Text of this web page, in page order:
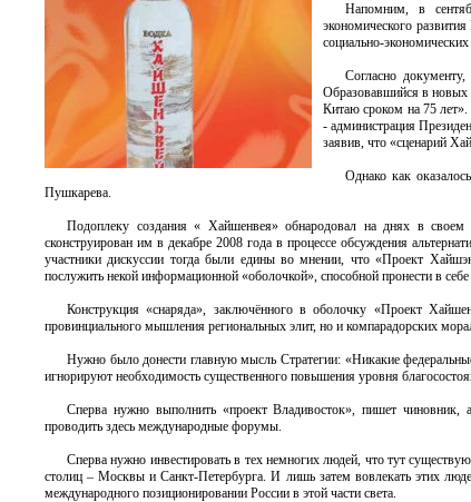
Напомним, в
экономического
социально-
Согласно
Образовавшийся в новых
Китаю сроком на 75
- администрация
заявив, что «сценарий
Однако как
Пушкарева.
Подоплеку создания « Хайшенвея» обнародовал на днях в
сконструирован им в декабре 2008 года в процессе обсуждения
участники дискуссии тогда были едины во мнении, что «Проект
послужить некой информационной «оболочкой», способной пронести в
Конструкция «снаряда», заключённого в оболочку «Проект
провинциального мышления региональных элит, но и компарадорских
Нужно было донести главную мысль Стратегии: «Никакие
игнорируют необходимость существенного повышения уровня
Сперва нужно выполнить «проект Владивосток», пишет
проводить здесь международные форумы.
Сперва нужно инвестировать в тех немногих людей, что тут
столиц – Москвы и Санкт-Петербурга. И лишь затем вовлекать этих
международного позиционировании России в этой части света.